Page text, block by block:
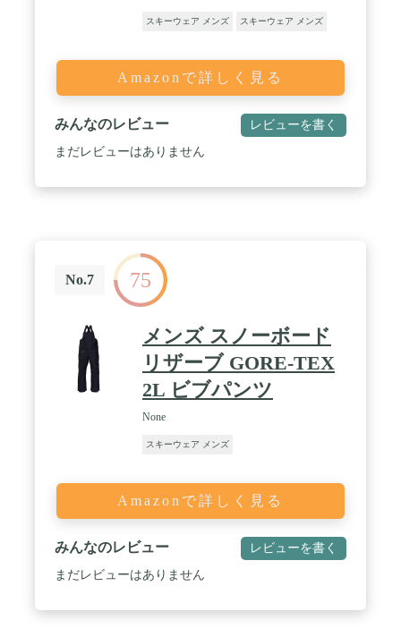
スキーウェア メンズ スキーウェア メンズ
Amazonで詳しく見る
みんなのレビュー レビューを書く
まだレビューはありません
No.7 75
メンズ スノーボード
リザーブ GORE-TEX
2L ビブパンツ
None
スキーウェア メンズ
Amazonで詳しく見る
みんなのレビュー レビューを書く
まだレビューはありません